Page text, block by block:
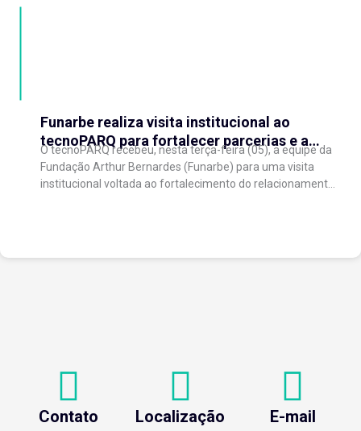
Funarbe realiza visita institucional ao
tecnoPARQ para fortalecer parcerias e a
gestão da inovação
O tecnoPARQ recebeu, nesta terça-feira (05), a equipe da
Fundação Arthur Bernardes (Funarbe) para uma visita
institucional voltada ao fortalecimento do relacionamento
Contato Localização E-mail